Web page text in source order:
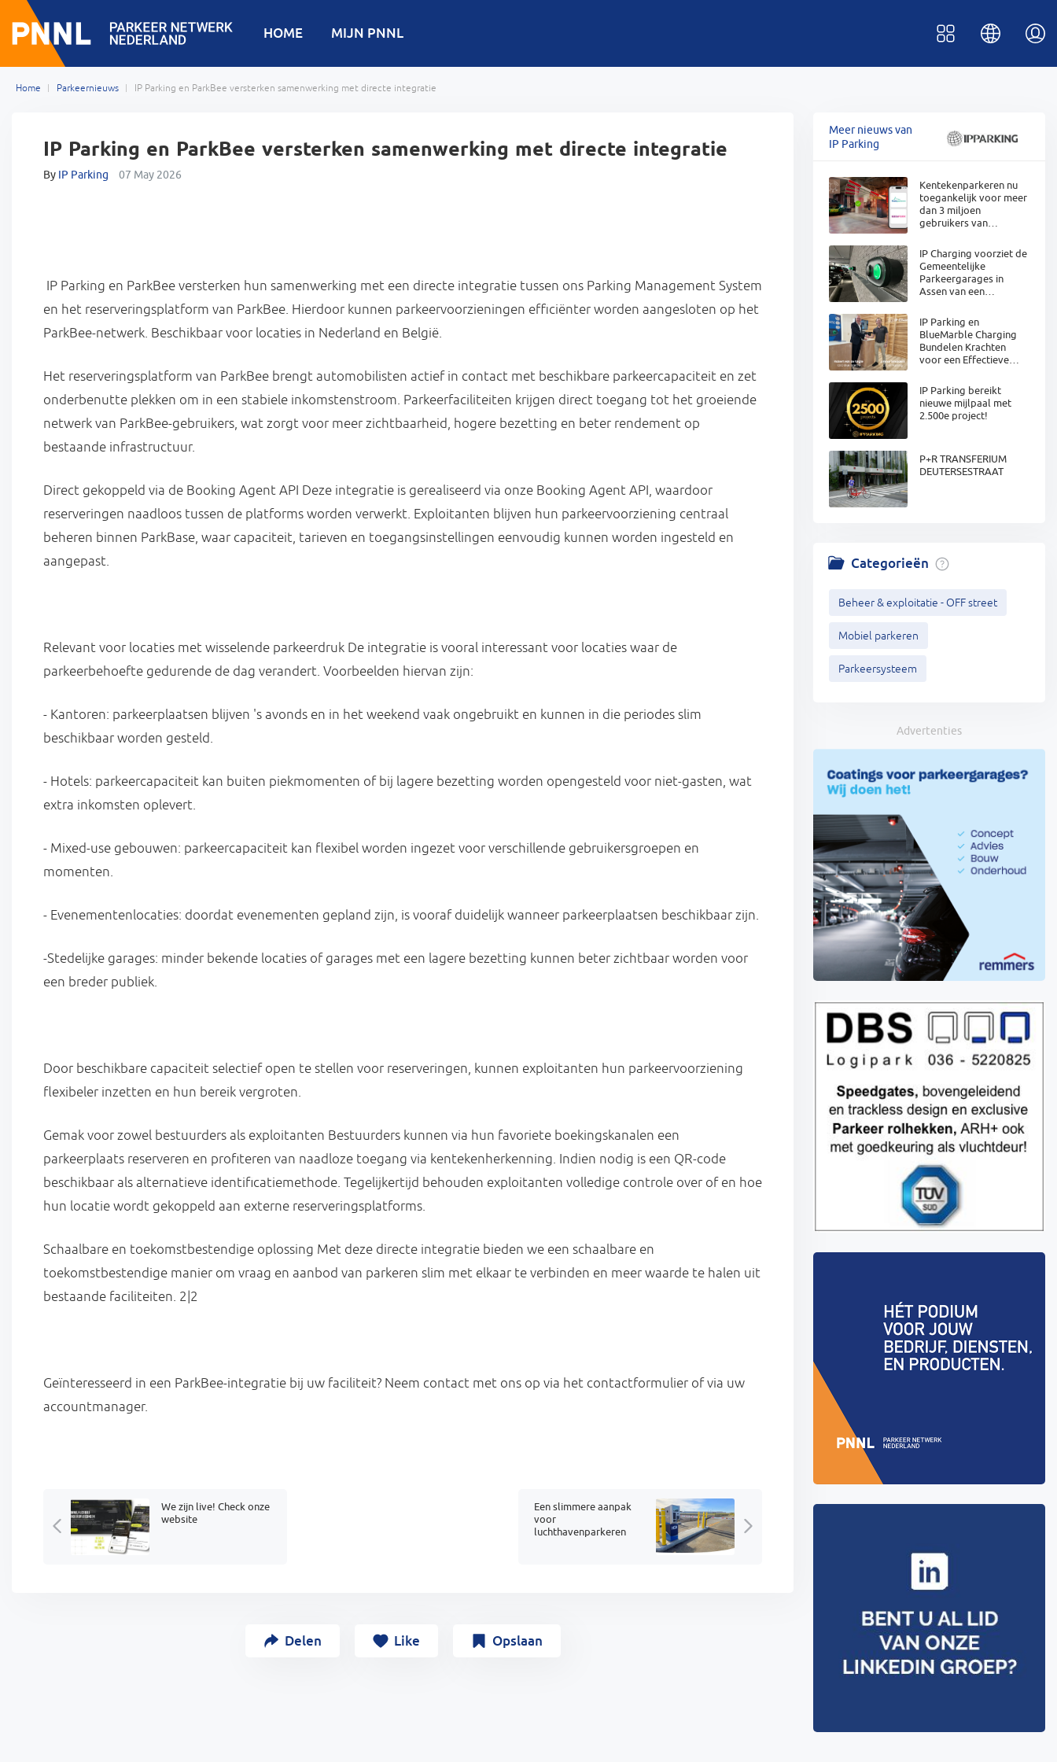
HOME MIJN PNNL
Home Parkeernieuws IP Parking en ParkBee versterken samenwerking met directe integratie
IP Parking en ParkBee versterken samenwerking met directe integratie
By IP Parking 07 May 2026
IP Parking en ParkBee versterken hun samenwerking met een directe integratie tussen ons Parking Management System
en het reserveringsplatform van ParkBee. Hierdoor kunnen parkeervoorzieningen efficiënter worden aangesloten op het
ParkBee-netwerk. Beschikbaar voor locaties in Nederland en België.
Het reserveringsplatform van ParkBee brengt automobilisten actief in contact met beschikbare parkeercapaciteit en zet
onderbenutte plekken om in een stabiele inkomstenstroom. Parkeerfaciliteiten krijgen direct toegang tot het groeiende
netwerk van ParkBee-gebruikers, wat zorgt voor meer zichtbaarheid, hogere bezetting en beter rendement op
bestaande infrastructuur.
Direct gekoppeld via de Booking Agent API Deze integratie is gerealiseerd via onze Booking Agent API, waardoor
reserveringen naadloos tussen de platforms worden verwerkt. Exploitanten blijven hun parkeervoorziening centraal
beheren binnen ParkBase, waar capaciteit, tarieven en toegangsinstellingen eenvoudig kunnen worden ingesteld en
aangepast.
Relevant voor locaties met wisselende parkeerdruk De integratie is vooral interessant voor locaties waar de
parkeerbehoefte gedurende de dag verandert. Voorbeelden hiervan zijn:
- Kantoren: parkeerplaatsen blijven 's avonds en in het weekend vaak ongebruikt en kunnen in die periodes slim
beschikbaar worden gesteld.
- Hotels: parkeercapaciteit kan buiten piekmomenten of bij lagere bezetting worden opengesteld voor niet-gasten, wat
extra inkomsten oplevert.
- Mixed-use gebouwen: parkeercapaciteit kan flexibel worden ingezet voor verschillende gebruikersgroepen en
momenten.
- Evenementenlocaties: doordat evenementen gepland zijn, is vooraf duidelijk wanneer parkeerplaatsen beschikbaar zijn.
-Stedelijke garages: minder bekende locaties of garages met een lagere bezetting kunnen beter zichtbaar worden voor
een breder publiek.
Door beschikbare capaciteit selectief open te stellen voor reserveringen, kunnen exploitanten hun parkeervoorziening
flexibeler inzetten en hun bereik vergroten.
Gemak voor zowel bestuurders als exploitanten Bestuurders kunnen via hun favoriete boekingskanalen een
parkeerplaats reserveren en profiteren van naadloze toegang via kentekenherkenning. Indien nodig is een QR-code
beschikbaar als alternatieve identificatiemethode. Tegelijkertijd behouden exploitanten volledige controle over of en hoe
hun locatie wordt gekoppeld aan externe reserveringsplatforms.
Schaalbare en toekomstbestendige oplossing Met deze directe integratie bieden we een schaalbare en
toekomstbestendige manier om vraag en aanbod van parkeren slim met elkaar te verbinden en meer waarde te halen uit
bestaande faciliteiten. 2|2
Geïnteresseerd in een ParkBee-integratie bij uw faciliteit? Neem contact met ons op via het contactformulier of via uw
accountmanager.
We zijn live! Check onze
website
Een slimmere aanpak
voor
luchthavenparkeren
Delen Like Opslaan
Meer nieuws van
IP Parking
Kentekenparkeren nu
toegankelijk voor meer
dan 3 miljoen
gebruikers van
IP Charging voorziet de
Gemeentelijke
Parkeergarages in
Assen van een
Laadoplossing
IP Parking en
BlueMarble Charging
Bundelen Krachten
voor een Effectieve
en EV-laden.
IP Parking bereikt
nieuwe mijlpaal met
2.500e project!
P+R TRANSFERIUM
DEUTERSESTRAAT
Categorieën
Beheer & exploitatie - OFF street
Mobiel parkeren
Parkeersysteem
Advertenties